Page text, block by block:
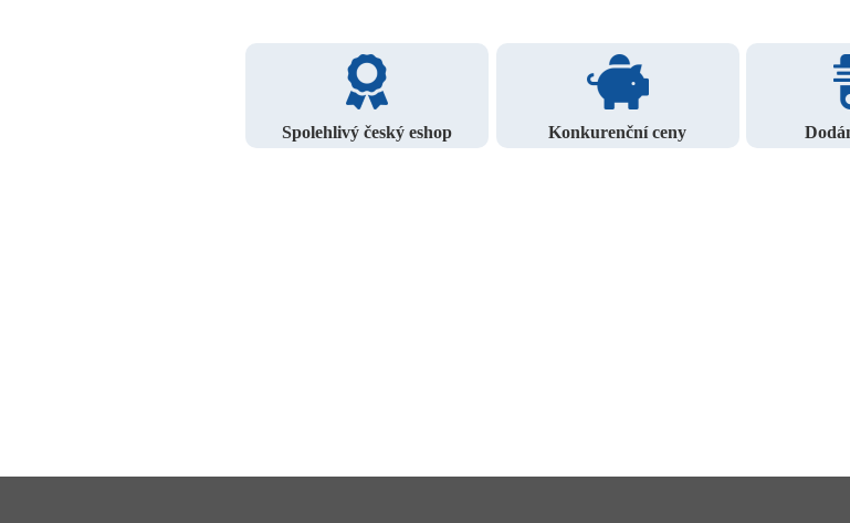
Spolehlivý český eshop Konkurenční ceny